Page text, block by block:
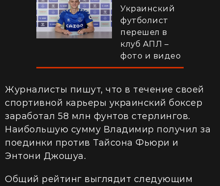
Украинский
футболист
перешел в
клуб АПЛ –
фото и видео
Журналисты пишут, что в течение своей
спортивной карьеры украинский боксер
заработал 58 млн фунтов стерлингов.
Наибольшую сумму Владимир получил за
поединки против Тайсона Фьюри и
Энтони Джошуа.
Общий рейтинг выглядит следующим